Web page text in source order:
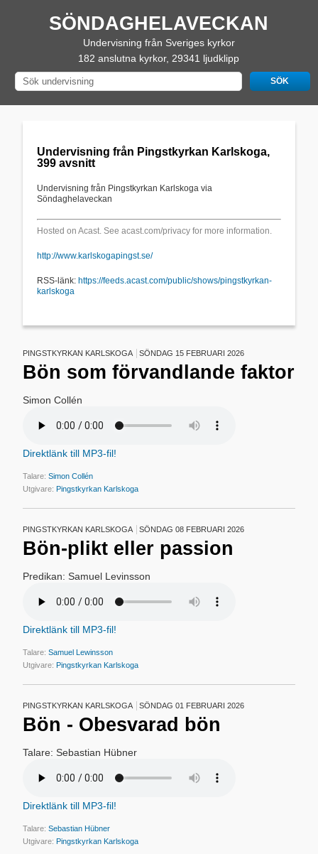
SÖNDAGHELAVECKAN
Undervisning från Sveriges kyrkor
182 anslutna kyrkor, 29341 ljudklipp
Undervisning från Pingstkyrkan Karlskoga,
399 avsnitt
Undervisning från Pingstkyrkan Karlskoga via
Söndaghelaveckan
Hosted on Acast. Seeacast.com/privacy for more information.
http://www.karlskogapingst.se/
RSS-länk: https://feeds.acast.com/public/shows/pingstkyrkan-
karlskoga
PINGSTKYRKAN KARLSKOGA SÖNDAG 15 FEBRUARI 2026
Bön som förvandlande faktor
Simon Collén
Direktlänk till MP3-fil!
Talare:Simon Collén
Utgivare:Pingstkyrkan Karlskoga
PINGSTKYRKAN KARLSKOGA SÖNDAG 08 FEBRUARI 2026
Bön-plikt eller passion
Predikan: Samuel Levinsson
Direktlänk till MP3-fil!
Talare:Samuel Lewinsson
Utgivare:Pingstkyrkan Karlskoga
PINGSTKYRKAN KARLSKOGA SÖNDAG 01 FEBRUARI 2026
Bön - Obesvarad bön
Talare: Sebastian Hübner
Direktlänk till MP3-fil!
Talare:Sebastian Hübner
Utgivare:Pingstkyrkan Karlskoga